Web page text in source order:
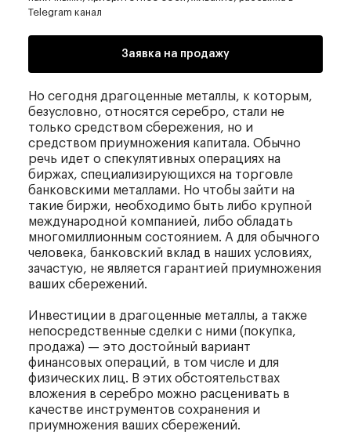
Telegram канал
Заявка на продажу
Но сегодня драгоценные металлы, к которым,
безусловно, относятся серебро, стали не
только средством сбережения, но и
средством приумножения капитала. Обычно
речь идет о спекулятивных операциях на
биржах, специализирующихся на торговле
банковскими металлами. Но чтобы зайти на
такие биржи, необходимо быть либо крупной
международной компанией, либо обладать
многомиллионным состоянием. А для обычного
человека, банковский вклад в наших условиях,
зачастую, не является гарантией приумножения
ваших сбережений.
Инвестиции в драгоценные металлы, а также
непосредственные сделки с ними (покупка,
продажа) — это достойный вариант
финансовых операций, в том числе и для
физических лиц. В этих обстоятельствах
вложения в серебро можно расценивать в
качестве инструментов сохранения и
приумножения ваших сбережений.